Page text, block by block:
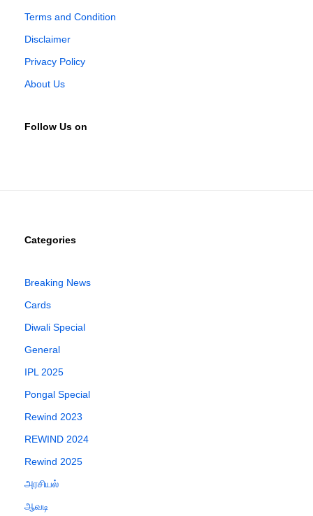
Terms and Condition
Disclaimer
Privacy Policy
About Us
Follow Us on
Categories
Breaking News
Cards
Diwali Special
General
IPL 2025
Pongal Special
Rewind 2023
REWIND 2024
Rewind 2025
அரசியல்
ஆவடி